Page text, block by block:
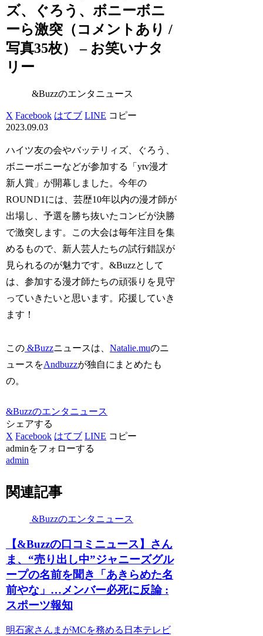
ズ、ぐろう、ボニーボニ
ーら激突（コメントあり /
写真35枚） – お笑いナタ
リー
&Buzzのエンタニュース
X Facebook はてブ LINE コピー
2023.09.03
ハイツ友の会やバッテリィズ、ぐろう、
ボニーボニーなどが参加する「ytv漫才
新人賞」が開幕しました。今年の
ROUND1には、芸歴10年以内の漫才師が
出場し、予選を勝ち抜いたコンビが決勝
で激突します。この大会は毎年注目を集
めるもので、新人芸人たちの試行錯誤が
見られるのが魅力です。&Buzzとして
は、参加する漫才師たちの頑張りを見守
っていきたいと思います。応援していき
ます！
この &Buzzニュースは、Natalie.muのニ
ュースをAndbuzzが独自にまとめたも
の。
&Buzzのエンタニュース
シェアする
X Facebook はてブ LINE コピー
adminをフォローする
admin
関連記事
&Buzzのエンタニュース
【&Buzzの口コミニュース】さん
ま、“売り出し中”ジャニーズグル
ープの名前を聞き「あきらめた名
前やな」…メンバー必死に反論 :
スポーツ報知
明石家さんまがMCを務める日本テレビ